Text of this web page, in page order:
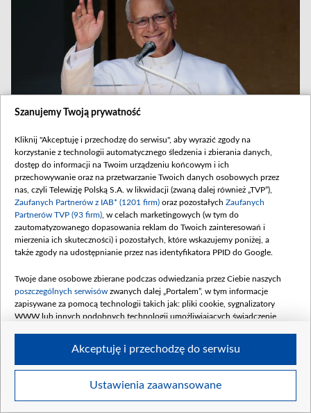
Leon XIV odwiedzi trzy kraje Ameryki Południowej
RELIGIA
Burze nad Litwą. Powalone
drzewa i tysiące odbiorców bez
prądu
LITWA
Mer Wilna: sortowanie
odpadów w Nowej Wilejce jest
tymczasowe
LITWA
Szanujemy Twoją prywatność
Kliknij "Akceptuję i przechodzę do serwisu", aby wyrazić zgody na
korzystanie z technologii automatycznego śledzenia i zbierania danych,
dostęp do informacji na Twoim urządzeniu końcowym i ich
przechowywanie oraz na przetwarzanie Twoich danych osobowych przez
nas, czyli Telewizję Polską S.A. w likwidacji (zwaną dalej również „TVP”),
Zaufanych Partnerów z IAB* (1201 firm) oraz pozostałych Zaufanych
Partnerów TVP (93 firm) , w celach marketingowych (w tym do
zautomatyzowanego dopasowania reklam do Twoich zainteresowań i
mierzenia ich skuteczności) i pozostałych, które wskazujemy poniżej, a
także zgody na udostępnianie przez nas identyfikatora PPID do Google.
Twoje dane osobowe zbierane podczas odwiedzania przez Ciebie naszych
poszczególnych serwisów zwanych dalej „Portalem”, w tym informacje
zapisywane za pomocą technologii takich jak: pliki cookie, sygnalizatory
WWW lub innych podobnych technologii umożliwiających świadczenie
Twoje dane osobowe zbierane podczas odwiedzania przez Ciebie
Ustawienia zaawansowane
Akceptuję i przechodzę do serwisu